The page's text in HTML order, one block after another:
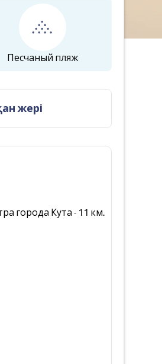
Песчаный пляж
жері
города Кута - 11 км.